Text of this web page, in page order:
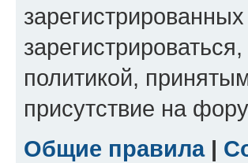
политикой,
присутствие на
Общие правила|